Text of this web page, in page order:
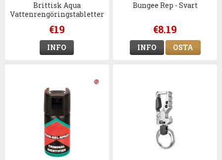
Brittisk Aqua
Vattenrengöringstabletter
€19
INFO
Bungee Rep - Svart
€8.19
INFO OSTA